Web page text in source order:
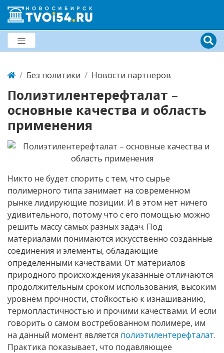
Без политики Новости партнеров
Полиэтилентерефталат –
основные качества и область
применения
Никто не будет спорить с тем, что сырье
полимерного типа занимает на современном
рынке лидирующие позиции. И в этом нет ничего
удивительного, потому что с его помощью можно
решить массу самых разных задач. Под
материалами понимаются искусственно созданные
соединения и элементы, обладающие
определенными качествами. От материалов
природного происхождения указанные отличаются
продолжительным сроком использования, высоким
уровнем прочности, стойкостью к изнашиванию,
термопластичностью и прочими качествами. И если
говорить о самом востребованном полимере, им
на данный момент является полиэтилентерефталат.
Практика показывает, что подавляющее